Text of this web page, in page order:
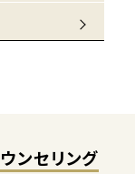
ンセリング